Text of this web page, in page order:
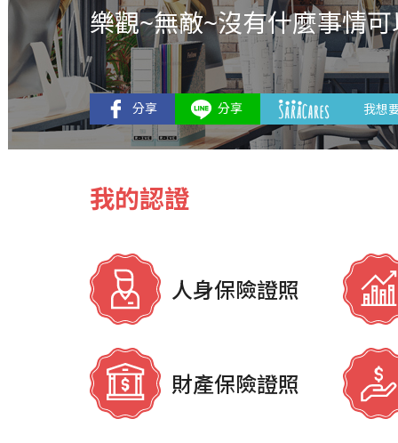
樂觀~無敵~沒有什麼事情
我想
我的認證
人身保險證照
財產保險證照